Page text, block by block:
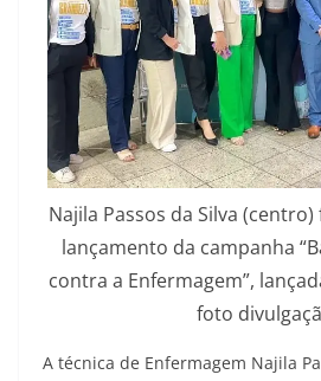
Najila Passos da Silva
lançamento da campanha
contra a Enfermagem”,
foto
A técnica de Enfermagem Najila